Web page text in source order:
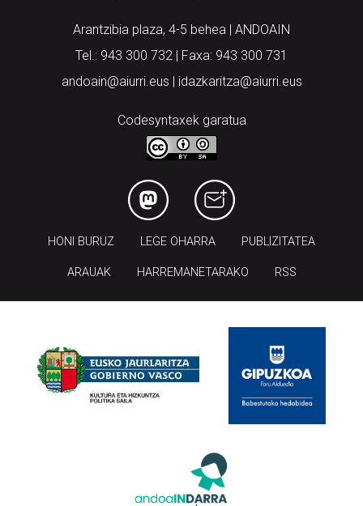
Arantzibia plaza, 4-5 behea | ANDOAIN
Tel.: 943 300 732 | Faxa: 943 300 731
andoain@aiurri.eus | idazkaritza@aiurri.eus
Codesyntaxek garatua
HONI BURUZ LEGE OHARRA PUBLIZITATEA
ARAUAK HARREMANETARAKO RSS